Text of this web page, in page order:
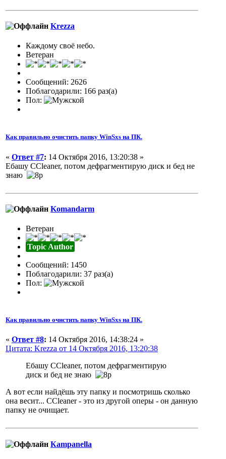
Krezza
Каждому своё небо.
Ветеран
Сообщений: 2626
Поблагодарили: 166 раз(а)
Пол:
Как правильно очистить папку WinSxs на ПК.
« Ответ #7: 14 Октября 2016, 13:20:38 »
Ебашу CCleaner, потом дефрагментирую диск и бед не
знаю
Komandarm
Ветеран
Topic Author
Сообщений: 1450
Поблагодарили: 37 раз(а)
Пол:
Как правильно очистить папку WinSxs на ПК.
« Ответ #8: 14 Октября 2016, 14:38:24 »
Цитата: Krezza от 14 Октября 2016, 13:20:38
Ебашу CCleaner, потом дефрагментирую
диск и бед не знаю
А вот если найдёшь эту папку и посмотришь сколько
она весит... CCleaner - это из другой оперы - он данную
папку не очищает.
Кampanella